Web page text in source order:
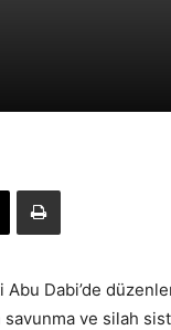
Dabi’de
savunma ve silah